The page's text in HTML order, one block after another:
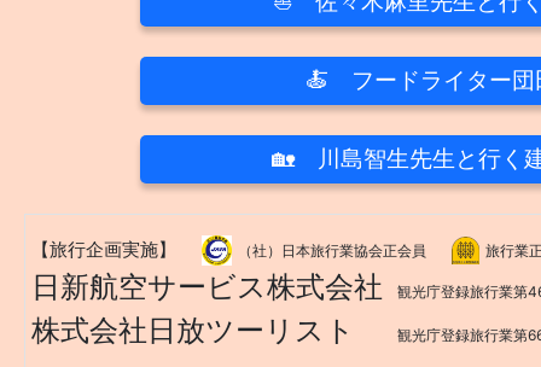
🍝 フードライター
🏡 川島智生先生と行く
【旅行企画実施】 （社）日本旅行業協会正会員 旅行業
日新航空サービス株式会社 観光庁登録旅行業第
株式会社日放ツーリスト 観光庁登録旅行業第